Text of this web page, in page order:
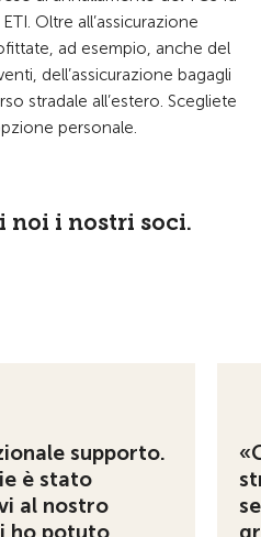
Oltre all’assicurazione
ad esempio, anche del
dell’assicurazione bagagli
stradale all’estero. Scegliete
personale.
noi i nostri soci.
supporto.
è stato
al nostro